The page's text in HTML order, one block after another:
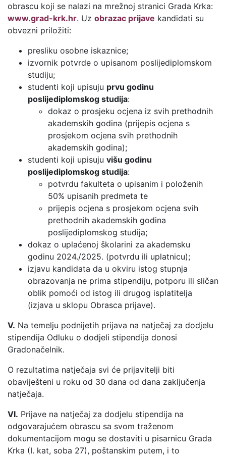
obrascu koji se nalazi na mrežnoj stranici Grada Krka:
www.grad-krk.hr. Uz obrazac prijave kandidati su
obvezni priložiti:
presliku osobne iskaznice;
izvornik potvrde o upisanom poslijediplomskom
studiju;
studenti koji upisuju prvu godinu
poslijediplomskog studija:
dokaz o prosjeku ocjena iz svih prethodnih
akademskih godina (prijepis ocjena s
prosjekom ocjena svih prethodnih
akademskih godina);
studenti koji upisuju višu godinu
poslijediplomskog studija:
potvrdu fakulteta o upisanim i položenih
50% upisanih predmeta te
prijepis ocjena s prosjekom ocjena svih
prethodnih akademskih godina
poslijediplomskog studija;
dokaz o uplaćenoj školarini za akademsku
godinu 2024./2025. (potvrdu ili uplatnicu);
izjavu kandidata da u okviru istog stupnja
obrazovanja ne prima stipendiju, potporu ili sličan
oblik pomoći od istog ili drugog isplatitelja
(izjava u sklopu Obrasca prijave).
V. Na temelju podnijetih prijava na natječaj za dodjelu
stipendija Odluku o dodjeli stipendija donosi
Gradonačelnik.
O rezultatima natječaja svi će prijavitelji biti
obaviješteni u roku od 30 dana od dana zaključenja
natječaja.
VI. Prijave na natječaj za dodjelu stipendija na
odgovarajućem obrascu sa svom traženom
dokumentacijom mogu se dostaviti u pisarnicu Grada
Krka (I. kat, soba 27), poštanskim putem, i to